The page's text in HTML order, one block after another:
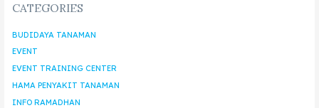
CATEGORIES
BUDIDAYA TANAMAN
EVENT
EVENT TRAINING CENTER
HAMA PENYAKIT TANAMAN
INFO RAMADHAN